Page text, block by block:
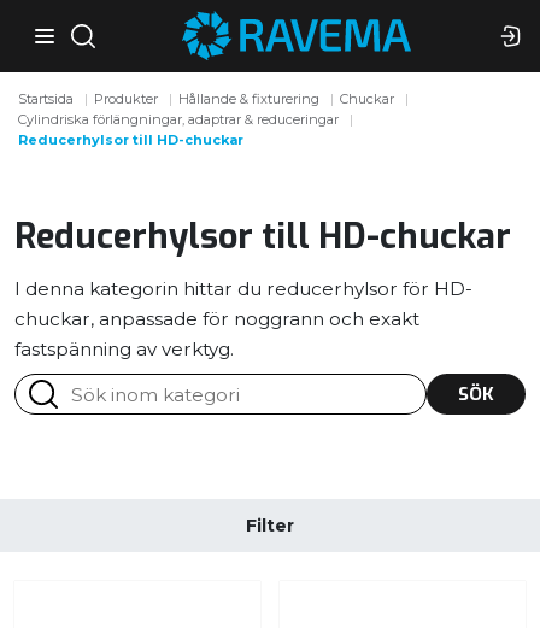
Startsida Produkter Hållande & fixturering
Chuckar
Cylindriska förlängningar, adaptrar & reduceringar
Reducerhylsor till HD-chuckar
Reducerhylsor till HD-chuckar
I denna kategorin hittar du reducerhylsor för HD-
chuckar, anpassade för noggrann och exakt
fastspänning av verktyg.
SÖK
Filter